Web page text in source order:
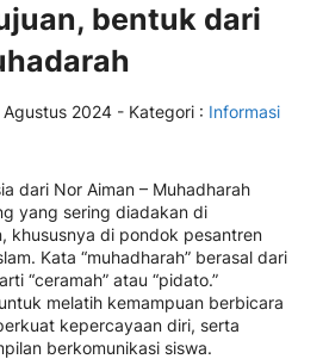
bentuk dari
Agustus 2024 - Kategori : Informasi
dari Nor Aiman – Muhadharah
yang sering diadakan di
khususnya di pondok pesantren
Kata “muhadharah” berasal dari
“ceramah” atau “pidato.”
melatih kemampuan berbicara
kepercayaan diri, serta
berkomunikasi siswa.